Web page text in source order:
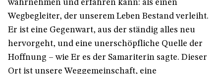
wahrnehmen und erfahren kann: als einen
Wegbegleiter, der unserem Leben Bestand verleiht.
Er ist eine Gegenwart, aus der ständig alles neu
hervorgeht, und eine unerschöpfliche Quelle der
Hoffnung – wie Er es der Samariterin sagte. Dieser
Ort ist unsere Weggemeinschaft, eine